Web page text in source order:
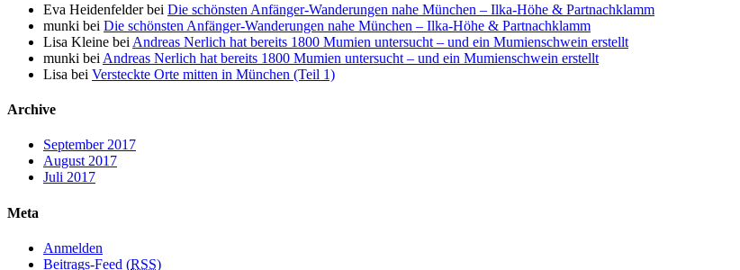
Eva Heidenfelderbei Die schönsten Anfänger-Wanderungen nahe München – Ilka-Höhe & Partnachklamm
munki bei Die schönsten Anfänger-Wanderungen nahe München – Ilka-Höhe & Partnachklamm
Lisa Kleine bei Andreas Nerlich hat bereits 1800 Mumien untersucht – und ein Mumienschwein erstellt
munki bei Andreas Nerlich hat bereits 1800 Mumien untersucht – und ein Mumienschwein erstellt
Lisa bei Versteckte Orte mitten in München (Teil 1)
Archive
September 2017
August 2017
Juli 2017
Meta
Anmelden
Beitrags-Feed (RSS)